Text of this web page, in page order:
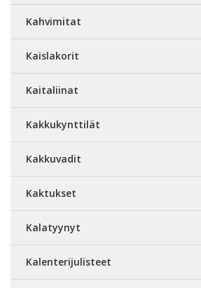
Kahvimitat
Kaislakorit
Kaitaliinat
Kakkukynttilät
Kakkuvadit
Kaktukset
Kalatyynyt
Kalenterijulisteet